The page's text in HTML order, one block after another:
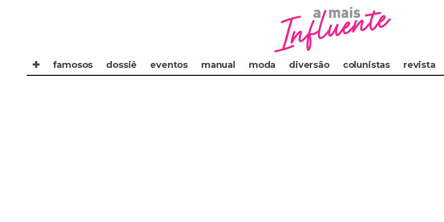
✚ famosos dossiê eventos manual moda diversão colunistas revista